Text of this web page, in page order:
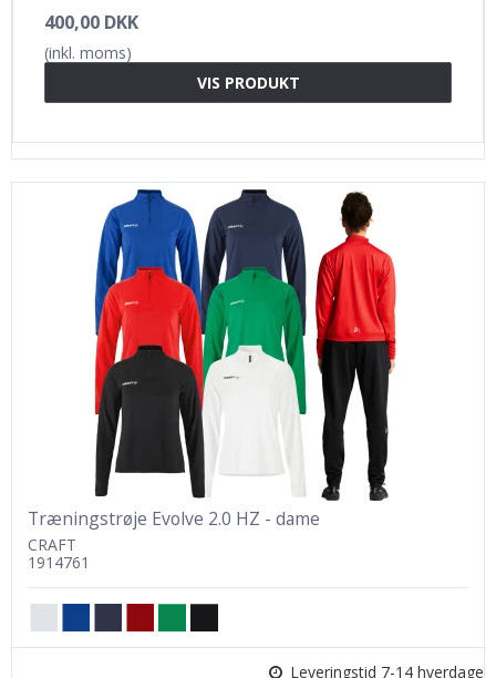
400,00 DKK
(inkl. moms)
VIS PRODUKT
Træningstrøje Evolve 2.0 HZ - dame
CRAFT
1914761
Leveringstid 7-14 hverdage